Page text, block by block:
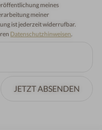
meines
meiner
ist jederzeit widerrufbar.
Datenschutzhinweisen.
JETZT ABSENDEN